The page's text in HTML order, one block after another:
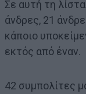
Σε αυτή τη
άνδρες, 21
κάποιο
εκτός από έναν.
42 συμπολίτες